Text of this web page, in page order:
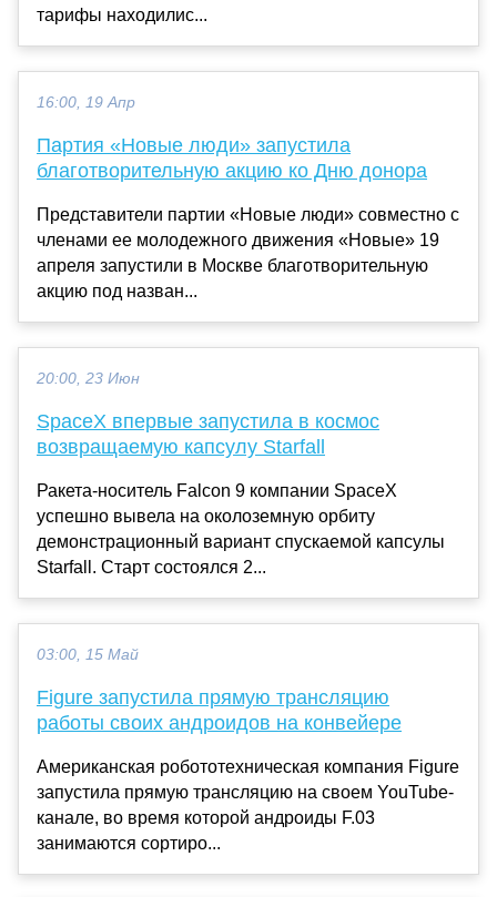
тарифы находилис...
16:00, 19 Апр
Партия «Новые люди» запустила
благотворительную акцию ко Дню донора
Представители партии «Новые люди» совместно с
членами ее молодежного движения «Новые» 19
апреля запустили в Москве благотворительную
акцию под назван...
20:00, 23 Июн
SpaceX впервые запустила в космос
возвращаемую капсулу Starfall
Ракета-носитель Falcon 9 компании SpaceX
успешно вывела на околоземную орбиту
демонстрационный вариант спускаемой капсулы
Starfall. Старт состоялся 2...
03:00, 15 Май
Figure запустила прямую трансляцию
работы своих андроидов на конвейере
Американская робототехническая компания Figure
запустила прямую трансляцию на своем YouTube-
канале, во время которой андроиды F.03
занимаются сортиро...